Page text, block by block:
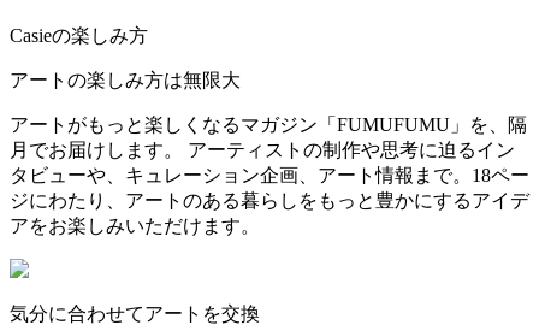
Casieの楽しみ方
アートの楽しみ方は無限大
アートがもっと楽しくなるマガジン「FUMUFUMU」を、隔
月でお届けします。 アーティストの制作や思考に迫るイン
タビューや、キュレーション企画、アート情報まで。18ペー
ジにわたり、アートのある暮らしをもっと豊かにするアイデ
アをお楽しみいただけます。
気分に合わせてアートを交換